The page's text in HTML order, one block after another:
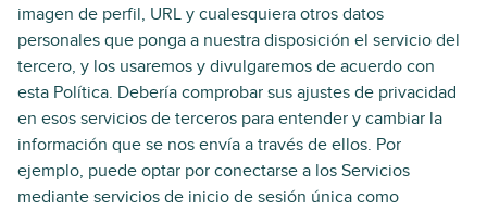
imagen de perfil, URL y cualesquiera otros datos
personales que ponga a nuestra disposición el servicio del
tercero, y los usaremos y divulgaremos de acuerdo con
esta Política. Debería comprobar sus ajustes de privacidad
en esos servicios de terceros para entender y cambiar la
información que se nos envía a través de ellos. Por
ejemplo, puede optar por conectarse a los Servicios
mediante servicios de inicio de sesión única como